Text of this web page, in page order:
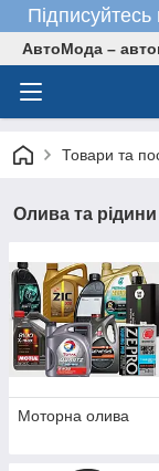
АвтоМода –
Товари та
Олива та рідини
Моторна олива